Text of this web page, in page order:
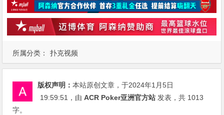
所属分类： 扑克视频
版权声明：本站原创文章，于2024年1月5日
19:59:51 ，由ACR Poker亚洲官方站 发表，共 1013
字。